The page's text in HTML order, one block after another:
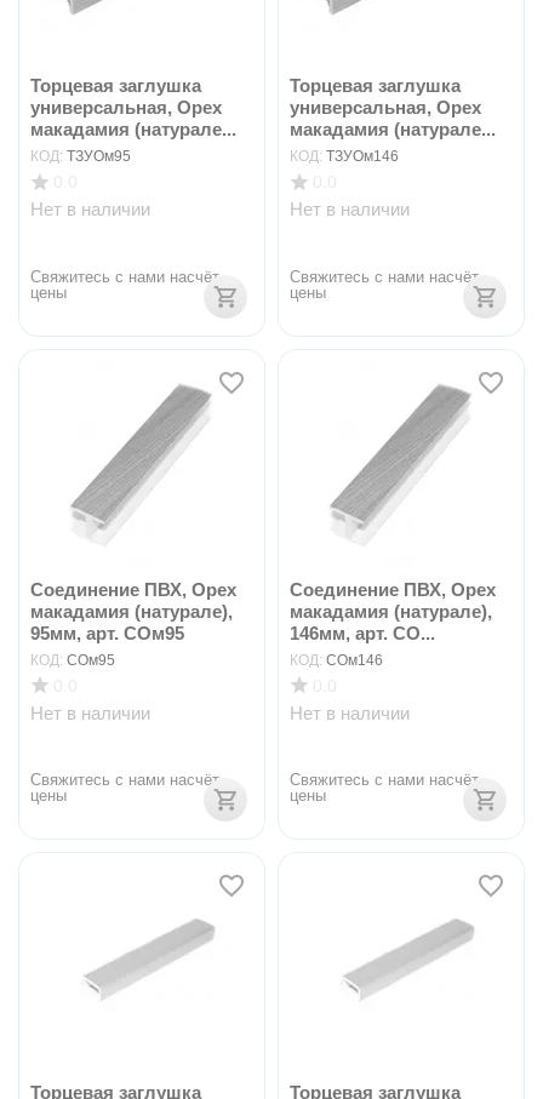
Торцевая заглушка
универсальная, Орех
макадамия (натурале...
КОД: ТЗУОм95
Нет в наличии
Свяжитесь с нами насчёт
цены
Торцевая заглушка
универсальная, Орех
макадамия (натурале...
КОД: ТЗУОм146
Нет в наличии
Свяжитесь с нами насчёт
цены
Соединение ПВХ, Орех
макадамия (натурале),
95мм, арт. СОм95
КОД: СОм95
Нет в наличии
Свяжитесь с нами насчёт
цены
Соединение ПВХ, Орех
макадамия (натурале),
146мм, арт. СО...
КОД: СОм146
Нет в наличии
Свяжитесь с нами насчёт
цены
Торцевая заглушка Торцевая заглушка